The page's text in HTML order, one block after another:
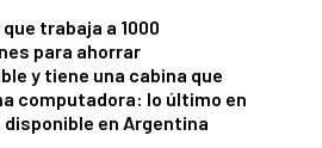
trabaja a 1000
para ahorrar
y tiene una cabina que
computadora: lo último en
disponible en Argentina